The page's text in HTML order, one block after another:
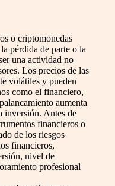
o criptomonedas
pérdida de parte o la
una actividad no
Los precios de las
volátiles y pueden
como el financiero,
aumenta
inversión. Antes de
financieros o
de los riesgos
financieros,
nivel de
profesional